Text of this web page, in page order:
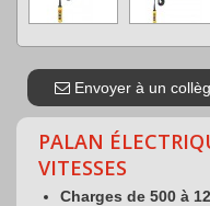
Envoyer à un
PALAN
VITESSES
Charges de 500 à